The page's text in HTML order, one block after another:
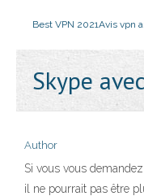
Best VPN 2021Avis vpn
Skype
Author
Si vous vous
il ne pourrait pas être